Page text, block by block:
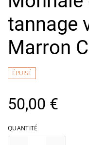
tannage
Marron
ÉPUISÉ
50,00 €
QUANTITÉ